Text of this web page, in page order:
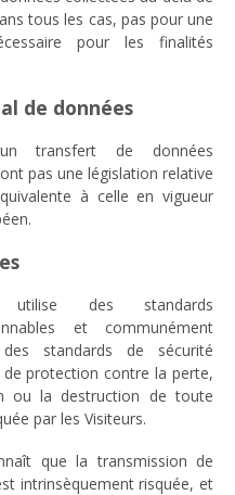
tous les cas, pas pour une
pour les finalités
de données
transfert de données
pas une législation relative
à celle en vigueur
des standards
et communément
standards de sécurité
protection contre la perte,
ou la destruction de toute
par les Visiteurs.
que la transmission de
intrinsèquement risquée, et